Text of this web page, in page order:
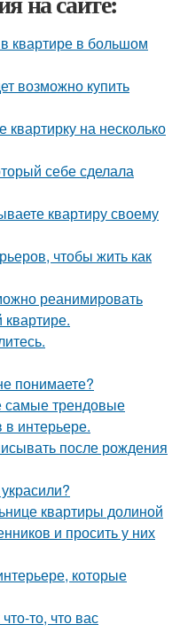
квартире в большом
возможно купить
квартирку на несколько
себе сделала
квартиру своему
чтобы жить как
реанимировать
понимаете?
трендовые
в интерьере.
после рождения
квартиры долиной
и просить у них
которые
то, что вас